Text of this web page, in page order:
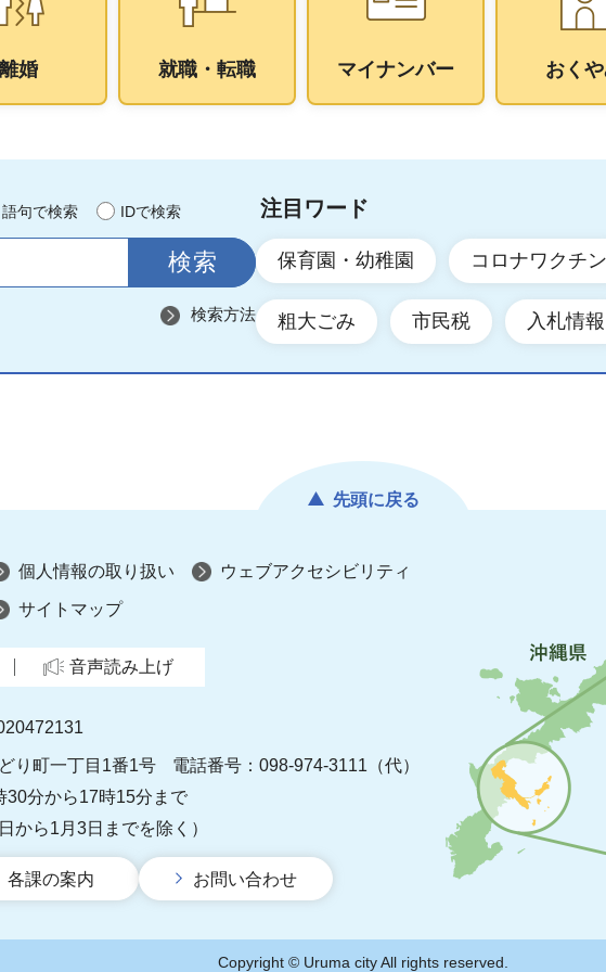
離婚 就職・転職 マイナンバー おく
語句で検索 IDで検索
検索方法
注目ワード
保育園・幼稚園 コロナワクチン
粗大ごみ 市民税 入札情報
先頭に戻る
個人情報の取り扱い ウェブアクセシビリティ
サイトマップ
音声読み上げ
り町一丁目1番1号
電話番号：098-974-3111（代）
30分から17時15分まで
から1月3日までを除く）
各課の案内 お問い合わせ
Copyright © Uruma city All rights reserved.